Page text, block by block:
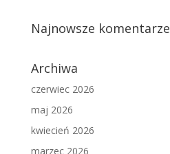
Najnowsze komentarze
Archiwa
czerwiec 2026
maj 2026
kwiecień 2026
marzec 2026